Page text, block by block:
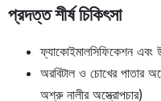
প্রদত্ত শীর্ষ চিকিৎসা
ফ্যাকোইমালসিফিকেশন এবং
অরবিটাল ও চোখের পাতার
অশ্রু নালীর অস্ত্রোপচার)